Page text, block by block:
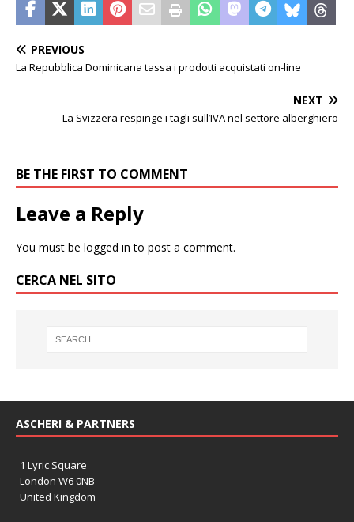
PREVIOUS
La Repubblica Dominicana tassa i prodotti acquistati on-line
NEXT
La Svizzera respinge i tagli sull’IVA nel settore alberghiero
BE THE FIRST TO COMMENT
Leave a Reply
You must be logged in to post a comment.
CERCA NEL SITO
ASCHERI & PARTNERS
1 Lyric Square
London W6 0NB
United Kingdom